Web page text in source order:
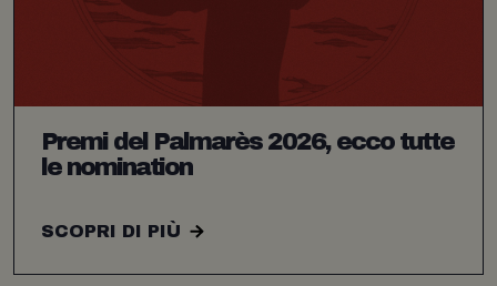
Premi del Palmarès 2026, ecco tutte
le nomination
SCOPRI DI PIÙ